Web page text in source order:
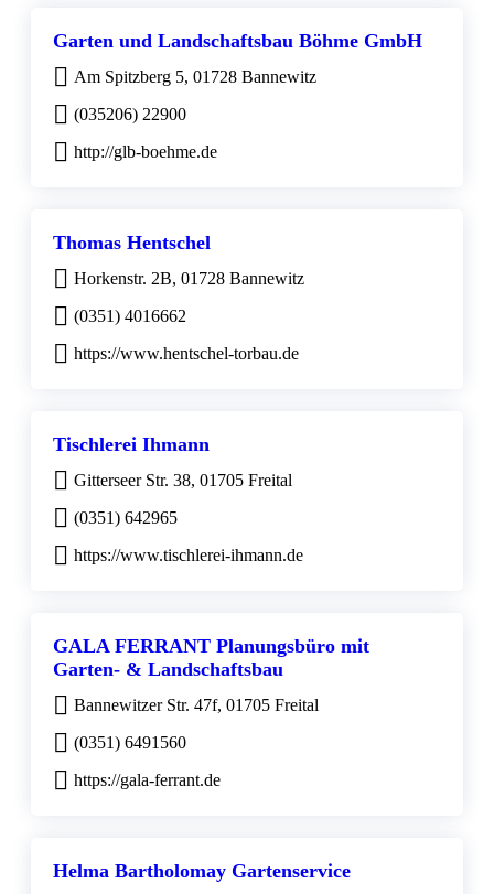
Garten und Landschaftsbau Böhme GmbH
Am Spitzberg 5, 01728 Bannewitz
(035206) 22900
http://glb-boehme.de
Thomas Hentschel
Horkenstr. 2B, 01728 Bannewitz
(0351) 4016662
https://www.hentschel-torbau.de
Tischlerei Ihmann
Gitterseer Str. 38, 01705 Freital
(0351) 642965
https://www.tischlerei-ihmann.de
GALA FERRANT Planungsbüro mit
Garten- & Landschaftsbau
Bannewitzer Str. 47f, 01705 Freital
(0351) 6491560
https://gala-ferrant.de
Helma Bartholomay Gartenservice